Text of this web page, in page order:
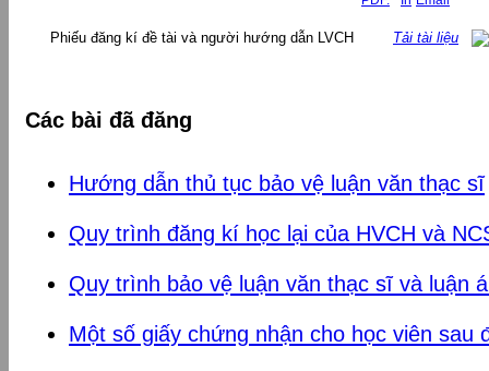
Phiếu đăng kí đề tài và người hướng dẫn LVCH Tải tài liệu
Các bài đã đăng
Hướng dẫn thủ tục bảo vệ luận văn thạc sĩ
Quy trình đăng kí học lại của HVCH và
Quy trình bảo vệ luận văn thạc sĩ và luận
Một số giấy chứng nhận cho học viên sau